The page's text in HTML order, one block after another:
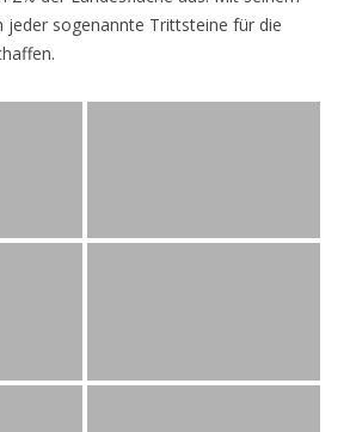
jeder sogenannte Trittsteine für die